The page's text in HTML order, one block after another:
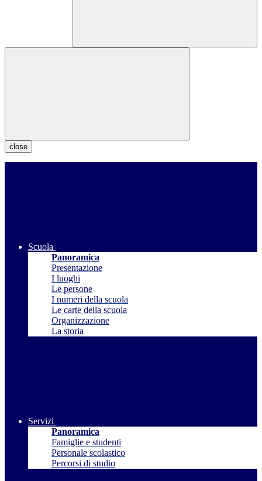
close
Scuola
Panoramica
Presentazione
I luoghi
Le persone
I numeri della scuola
Le carte della scuola
Organizzazione
La storia
Servizi
Panoramica
Famiglie e studenti
Personale scolastico
Percorsi di studio